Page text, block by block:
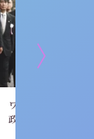
ワールドメイト
政教分離